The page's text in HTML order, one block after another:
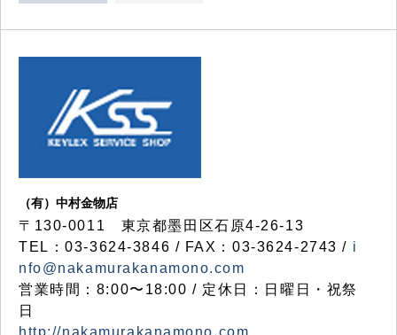
（有）中村金物店
〒130-0011 東京都墨田区石原4-26-13
TEL：03-3624-3846 / FAX：03-3624-2743 / i
nfo@nakamurakanamono.com
営業時間：8:00〜18:00 / 定休日：日曜日・祝祭
日
http://nakamurakanamono.com